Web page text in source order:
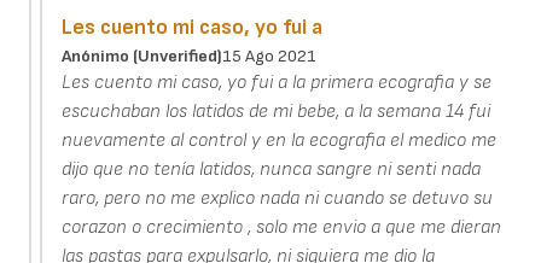
Les cuento mi caso, yo fui a
Anónimo (unverified)15 Ago 2021
Les cuento mi caso, yo fui a la primera ecografia y se
escuchaban los latidos de mi bebe, a la semana 14 fui
nuevamente al control y en la ecografia el medico me
dijo que no tenía latidos, nunca sangre ni senti nada
raro, pero no me explico nada ni cuando se detuvo su
corazon o crecimiento , solo me envio a que me dieran
las pastas para expulsarlo, ni siquiera me dio la